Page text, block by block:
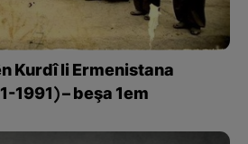
Kurdî li Ermenistana
1991) – beşa 1em